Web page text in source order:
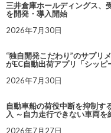
三井倉庫ホールディングス、
を開発・導入開始
2026年7月30日
“独自開発こだわり”のサプリ
がEC自動出荷アプリ「シッピ
2026年7月30日
自動車船の荷役中断を抑制す
入 ～自力走行できない車両を
2026年7月27日